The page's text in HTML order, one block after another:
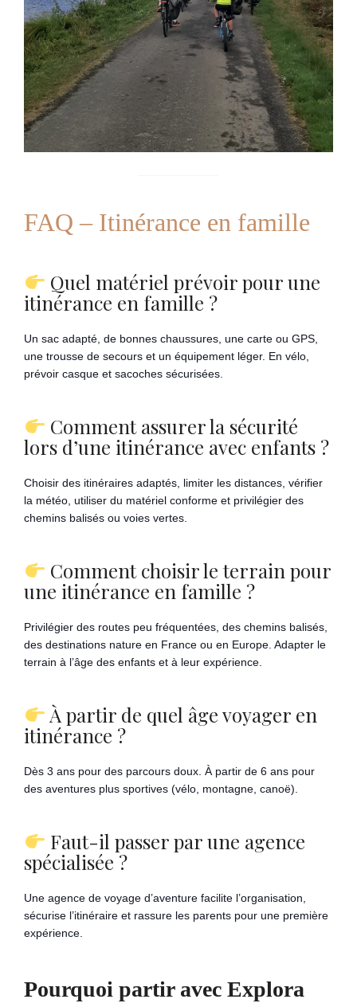
FAQ – Itinérance en famille
Quel matériel prévoir pour une
itinérance en famille ?
Un sac adapté, de bonnes chaussures, une carte ou GPS,
une trousse de secours et un équipement léger. En vélo,
prévoir casque et sacoches sécurisées.
Comment assurer la sécurité
lors d’une itinérance avec enfants ?
Choisir des itinéraires adaptés, limiter les distances, vérifier
la météo, utiliser du matériel conforme et privilégier des
chemins balisés ou voies vertes.
Comment choisir le terrain pour
une itinérance en famille ?
Privilégier des routes peu fréquentées, des chemins balisés,
des destinations nature en France ou en Europe. Adapter le
terrain à l’âge des enfants et à leur expérience.
À partir de quel âge voyager en
itinérance ?
Dès 3 ans pour des parcours doux. À partir de 6 ans pour
des aventures plus sportives (vélo, montagne, canoë).
Faut-il passer par une agence
spécialisée ?
Une agence de voyage d’aventure facilite l’organisation,
sécurise l’itinéraire et rassure les parents pour une première
expérience.
Pourquoi partir avec Explora